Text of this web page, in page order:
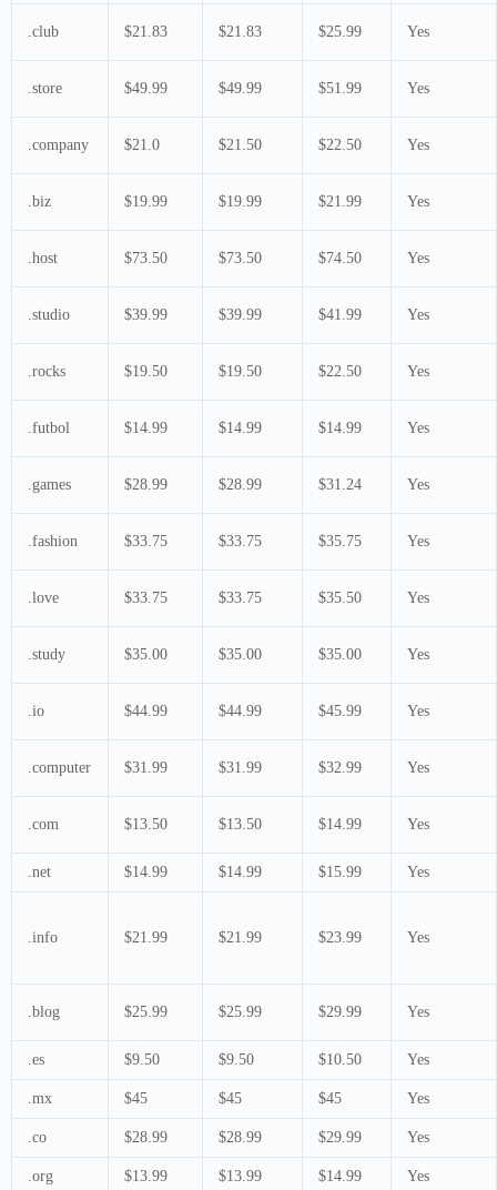
.club $21.83 $21.83 $25.99 Yes
.store $49.99 $49.99 $51.99 Yes
.company $21.0 $21.50 $22.50 Yes
.biz $19.99 $19.99 $21.99 Yes
.host $73.50 $73.50 $74.50 Yes
.studio $39.99 $39.99 $41.99 Yes
.rocks $19.50 $19.50 $22.50 Yes
.futbol $14.99 $14.99 $14.99 Yes
.games $28.99 $28.99 $31.24 Yes
.fashion $33.75 $33.75 $35.75 Yes
.love $33.75 $33.75 $35.50 Yes
.study $35.00 $35.00 $35.00 Yes
.io $44.99 $44.99 $45.99 Yes
.computer $31.99 $31.99 $32.99 Yes
.com $13.50 $13.50 $14.99 Yes
.net $14.99 $14.99 $15.99 Yes
.info $21.99 $21.99 $23.99 Yes
.blog $25.99 $25.99 $29.99 Yes
.es $9.50 $9.50 $10.50 Yes
.mx $45 $45 $45 Yes
.co $28.99 $28.99 $29.99 Yes
.org $13.99 $13.99 $14.99 Yes